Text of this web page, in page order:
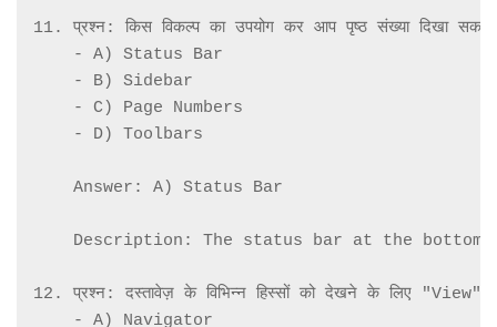
11. प्रश्न: किस विकल्प का उपयोग कर आप पृष्ठ संख्या दिखा सकते
    - A) Status Bar
    - B) Sidebar
    - C) Page Numbers
    - D) Toolbars
    Answer: A) Status Bar
Description: The status bar at the bottom
12. प्रश्न: दस्तावेज़ के विभिन्न हिस्सों को देखने के लिए "View"
    - A) Navigator